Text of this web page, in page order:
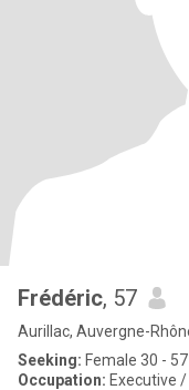
Frédéric, 57
Aurillac, Auvergne-
Seeking: Female 30 - 57
Occupation: Executive